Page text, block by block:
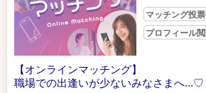
マッチング投
プロフィール
【オンラインマッチング】
職場での出逢いが少ないみなさまへ...♡